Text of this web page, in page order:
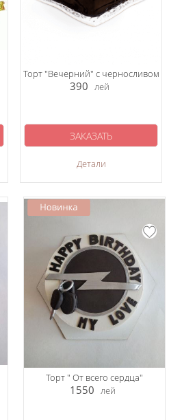
Торт "Вечерний" с черносливом
390 лей
Детали
ЗАКАЗАТЬ
Торт " От всего сердца"
1550 лей